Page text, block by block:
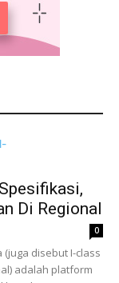
Di Regional
0
(juga disebut I-class
adalah platform